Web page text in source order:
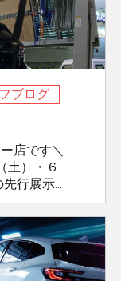
ブログ
店です＼
）・６
行展示...